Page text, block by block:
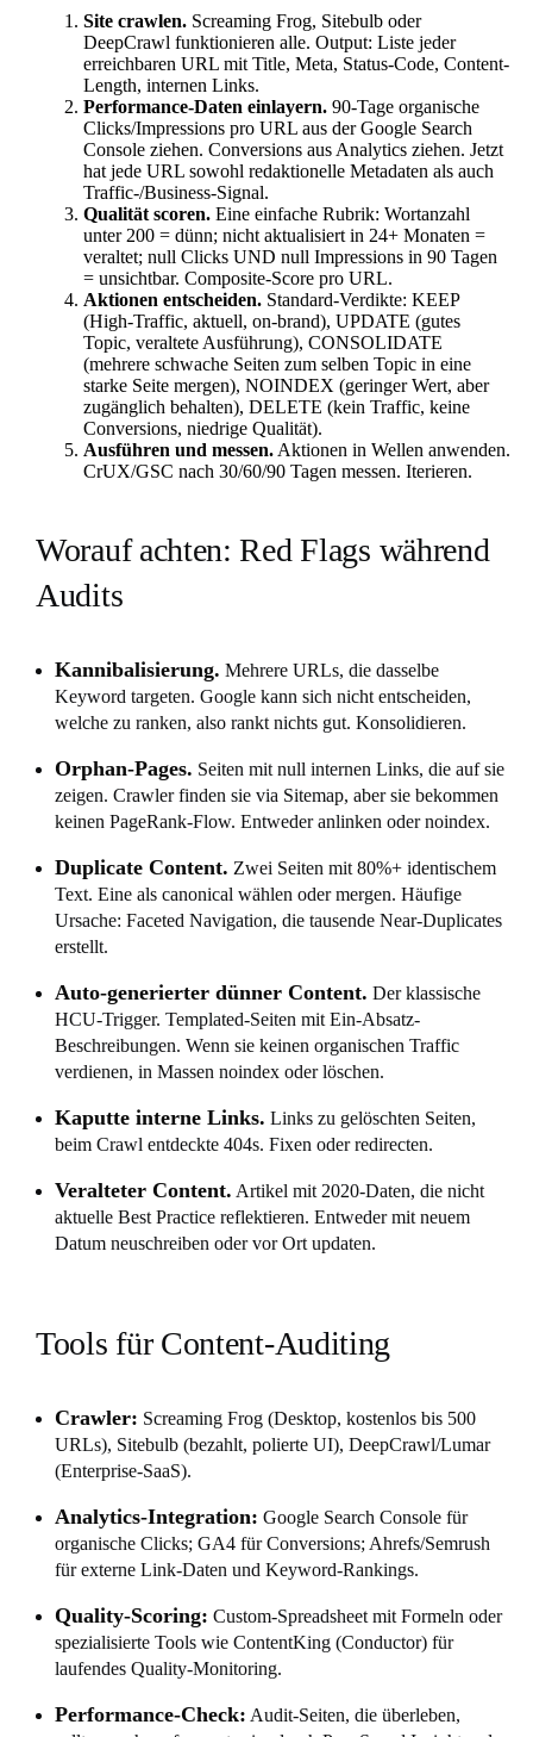
Site crawlen. Screaming Frog, Sitebulb oder
DeepCrawl funktionieren alle. Output: Liste jeder
erreichbaren URL mit Title, Meta, Status-Code, Content-
Length, internen Links.
Performance-Daten einlayern. 90-Tage organische
Clicks/Impressions pro URL aus der Google Search
Console ziehen. Conversions aus Analytics ziehen. Jetzt
hat jede URL sowohl redaktionelle Metadaten als auch
Traffic-/Business-Signal.
Qualität scoren. Eine einfache Rubrik: Wortanzahl
unter 200 = dünn; nicht aktualisiert in 24+ Monaten =
veraltet; null Clicks UND null Impressions in 90 Tagen
= unsichtbar. Composite-Score pro URL.
Aktionen entscheiden. Standard-Verdikte: KEEP
(High-Traffic, aktuell, on-brand), UPDATE (gutes
Topic, veraltete Ausführung), CONSOLIDATE
(mehrere schwache Seiten zum selben Topic in eine
starke Seite mergen), NOINDEX (geringer Wert, aber
zugänglich behalten), DELETE (kein Traffic, keine
Conversions, niedrige Qualität).
Ausführen und messen. Aktionen in Wellen anwenden.
CrUX/GSC nach 30/60/90 Tagen messen. Iterieren.
Worauf achten: Red Flags während
Audits
Kannibalisierung. Mehrere URLs, die dasselbe
Keyword targeten. Google kann sich nicht entscheiden,
welche zu ranken, also rankt nichts gut. Konsolidieren.
Orphan-Pages. Seiten mit null internen Links, die auf sie
zeigen. Crawler finden sie via Sitemap, aber sie bekommen
keinen PageRank-Flow. Entweder anlinken oder noindex.
Duplicate Content. Zwei Seiten mit 80%+ identischem
Text. Eine als canonical wählen oder mergen. Häufige
Ursache: Faceted Navigation, die tausende Near-Duplicates
erstellt.
Auto-generierter dünner Content. Der klassische
HCU-Trigger. Templated-Seiten mit Ein-Absatz-
Beschreibungen. Wenn sie keinen organischen Traffic
verdienen, in Massen noindex oder löschen.
Kaputte interne Links. Links zu gelöschten Seiten,
beim Crawl entdeckte 404s. Fixen oder redirecten.
Veralteter Content. Artikel mit 2020-Daten, die nicht
aktuelle Best Practice reflektieren. Entweder mit neuem
Datum neuschreiben oder vor Ort updaten.
Tools für Content-Auditing
Crawler: Screaming Frog (Desktop, kostenlos bis 500
URLs), Sitebulb (bezahlt, polierte UI), DeepCrawl/Lumar
(Enterprise-SaaS).
Analytics-Integration: Google Search Console für
organische Clicks; GA4 für Conversions; Ahrefs/Semrush
für externe Link-Daten und Keyword-Rankings.
Quality-Scoring: Custom-Spreadsheet mit Formeln oder
spezialisierte Tools wie ContentKing (Conductor) für
laufendes Quality-Monitoring.
Performance-Check: Audit-Seiten, die überleben,